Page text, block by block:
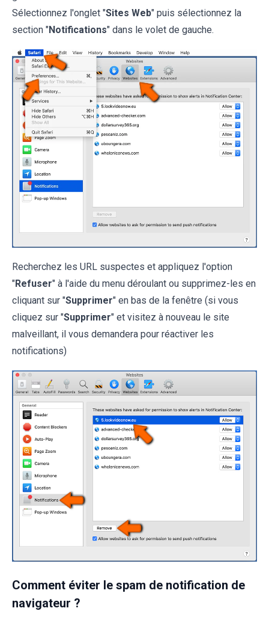
Sélectionnez l'onglet "Sites Web" puis sélectionnez la
section "Notifications" dans le volet de gauche.
Recherchez les URL suspectes et appliquez l'option
"Refuser" à l'aide du menu déroulant ou supprimez-les en
cliquant sur "Supprimer" en bas de la fenêtre (si vous
cliquez sur "Supprimer" et visitez à nouveau le site
malveillant, il vous demandera pour réactiver les
notifications)
Comment éviter le spam de notification de
navigateur ?